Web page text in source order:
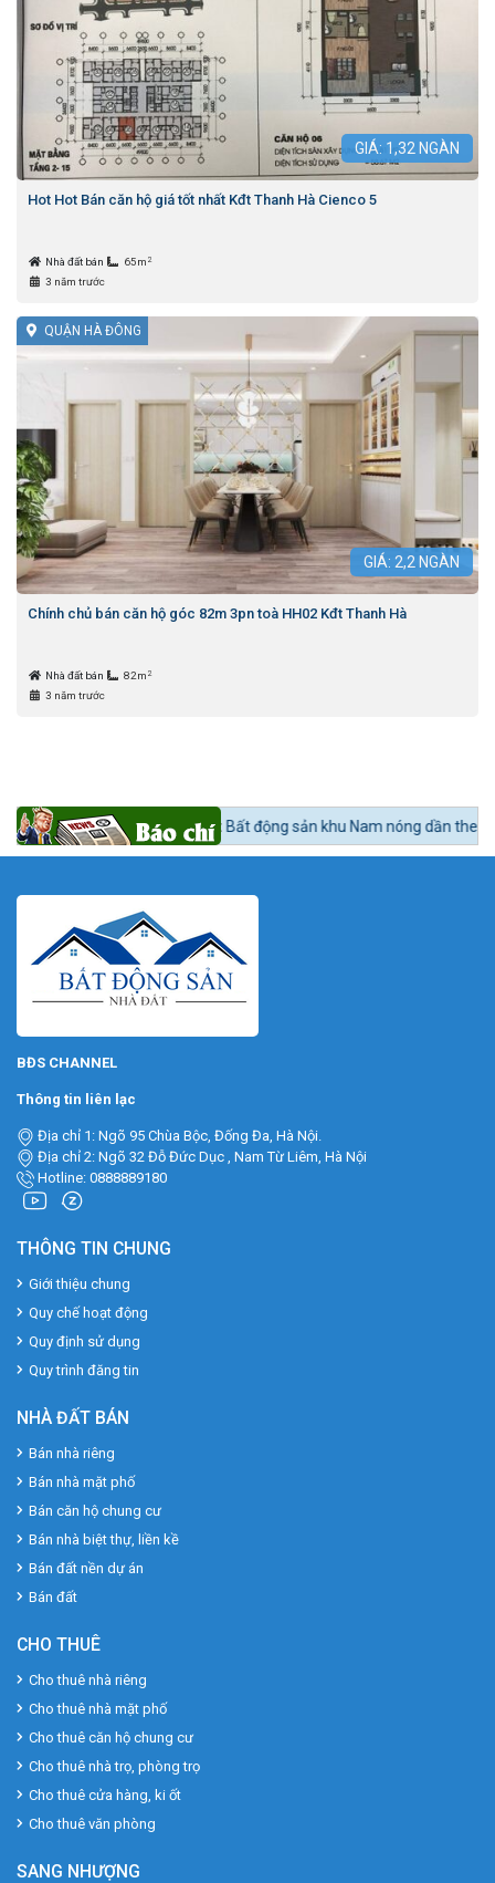
GIÁ: 1,32 NGÀN
Hot Hot Bán căn hộ giá tốt nhất Kđt Thanh Hà Cienco 5
Nhà đất bán 65m 2
3 năm trước
QUẬN HÀ ĐÔNG
GIÁ: 2,2 NGÀN
Chính chủ bán căn hộ góc 82m 3pn toà HH02 Kđt Thanh Hà
Nhà đất bán 82m 2
3 năm trước
tức 24h BĐS:Bất động sản khu Nam nóng dần theo lộ trình lên quận
BĐS CHANNEL
Thông tin liên lạc
Địa chỉ 1: Ngõ 95 Chùa Bộc, Đống Đa, Hà Nội.
Địa chỉ 2: Ngõ 32 Đỗ Đức Dục , Nam Từ Liêm, Hà Nội
Hotline: 0888889180
THÔNG TIN CHUNG
Giới thiệu chung
Quy chế hoạt động
Quy định sử dụng
Quy trình đăng tin
NHÀ ĐẤT BÁN
Bán nhà riêng
Bán nhà mặt phố
Bán căn hộ chung cư
Bán nhà biệt thự, liền kề
Bán đất nền dự án
Bán đất
CHO THUÊ
Cho thuê nhà riêng
Cho thuê nhà mặt phố
Cho thuê căn hộ chung cư
Cho thuê nhà trọ, phòng trọ
Cho thuê cửa hàng, ki ốt
Cho thuê văn phòng
SANG NHƯỢNG